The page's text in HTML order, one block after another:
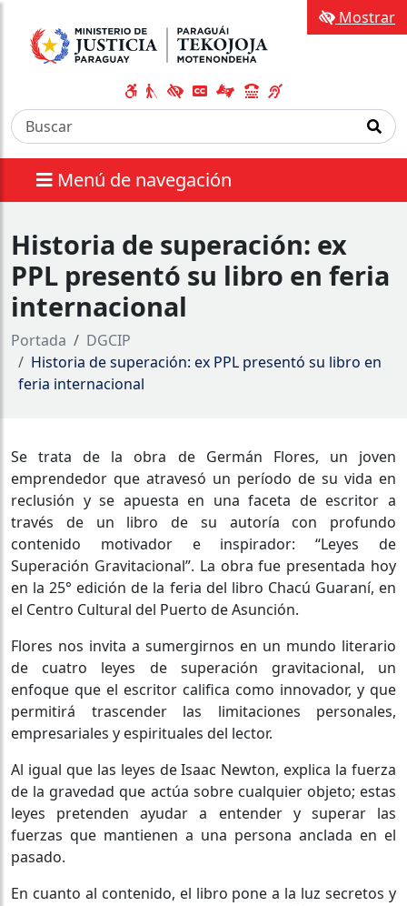
Menú de navegación
Mostrar
Historia de superación: ex
PPL presentó su libro en feria
internacional
Portada
DGCIP
Historia de superación: ex PPL presentó su libro en
feria internacional
Se trata de la obra de Germán Flores, un joven
emprendedor que atravesó un período de su vida en
reclusión y se apuesta en una faceta de escritor a
través de un libro de su autoría con profundo
contenido motivador e inspirador:“Leyes de
Superación Gravitacional”. La obrafue presentada hoy
en la 25° edición de la feria del libro Chacú Guaraní, en
el Centro Cultural del Puerto de Asunción.
Flores nos invita a sumergirnos en un mundo literario
de cuatro leyes de superación gravitacional, un
enfoque que el escritor califica como innovador, y que
permitirá trascender las limitaciones personales,
empresariales y espirituales del lector.
Al igual que las leyes de Isaac Newton, explica la fuerza
de la gravedad que actúa sobre cualquier objeto; estas
leyes pretenden ayudar a entender y superar las
fuerzas que mantienen a una persona anclada en el
pasado.
En cuanto al contenido, el libro pone a la luz secretos y